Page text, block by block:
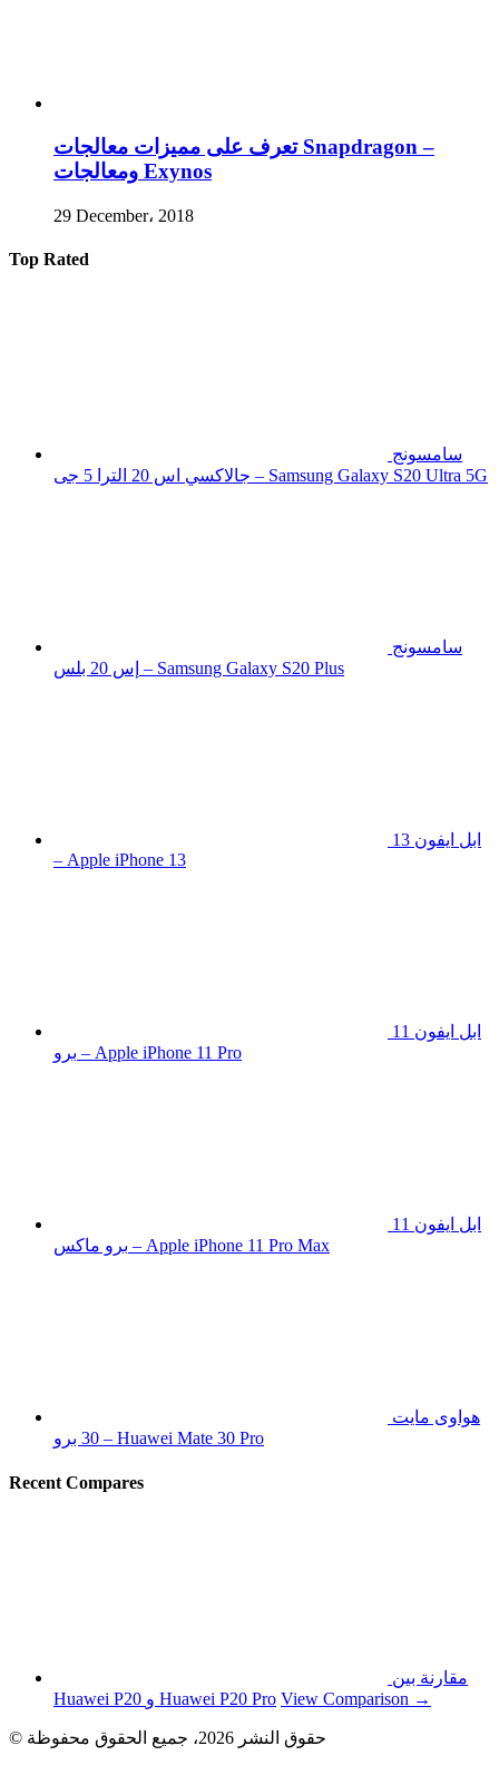
تعرف على مميزات معالجات Snapdragon –
ومعالجات Exynos
29 December، 2018
Top Rated
سامسونج
جالاكسي اس 20 الترا 5 جى – Samsung Galaxy S20 Ultra 5G
سامسونج
إس 20 بلس – Samsung Galaxy S20 Plus
ابل ايفون 13
– Apple iPhone 13
ابل ايفون 11
برو – Apple iPhone 11 Pro
ابل ايفون 11
برو ماكس – Apple iPhone 11 Pro Max
هواوى مايت
30 برو – Huawei Mate 30 Pro
Recent Compares
مقارنة بين
Huawei P20 و Huawei P20 Pro View Comparison →